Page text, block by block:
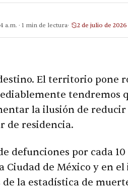
a.m. · 1 min de lectura 2 de julio de 2026
El territorio pone
tendremos
la ilusión de
de residencia.
defunciones por cada
Ciudad de México y en
la estadística de